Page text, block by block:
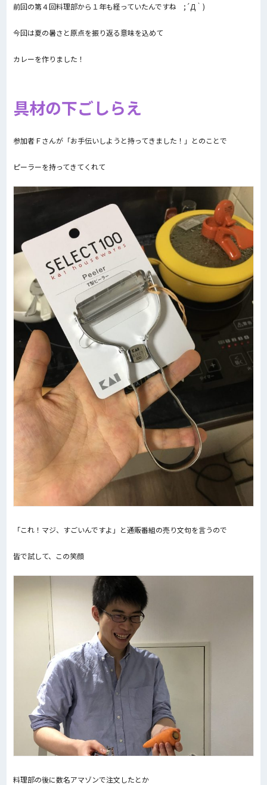
前回の第４回料理部から１年も経っていたんですね ;´Д｀)
今回は夏の暑さと原点を振り返る意味を込めて
カレーを作りました！
具材の下ごしらえ
参加者Ｆさんが「お手伝いしようと持ってきました！」とのことで
ピーラーを持ってきてくれて
「これ！マジ、すごいんですよ」と通販番組の売り文句を言うので
皆で試して、この笑顔
料理部の後に数名アマゾンで注文したとか